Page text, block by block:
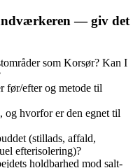
— giv det
som Korsør? Kan I
før/efter og metode til
og hvorfor er den egnet til
(stillads, affald,
efterisolering)?
holdbarhed mod salt-